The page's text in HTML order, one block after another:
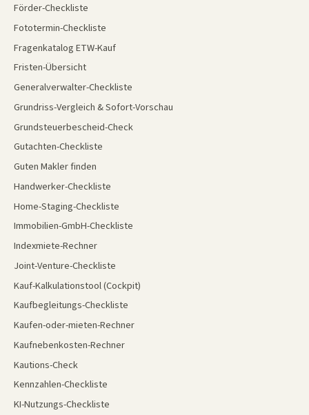
Förder-Checkliste
Fototermin-Checkliste
Fragenkatalog ETW-Kauf
Fristen-Übersicht
Generalverwalter-Checkliste
Grundriss-Vergleich & Sofort-Vorschau
Grundsteuerbescheid-Check
Gutachten-Checkliste
Guten Makler finden
Handwerker-Checkliste
Home-Staging-Checkliste
Immobilien-GmbH-Checkliste
Indexmiete-Rechner
Joint-Venture-Checkliste
Kauf-Kalkulationstool (Cockpit)
Kaufbegleitungs-Checkliste
Kaufen-oder-mieten-Rechner
Kaufnebenkosten-Rechner
Kautions-Check
Kennzahlen-Checkliste
KI-Nutzungs-Checkliste